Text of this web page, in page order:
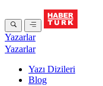
Yazarlar
Yazarlar
Yazı Dizileri
Blog